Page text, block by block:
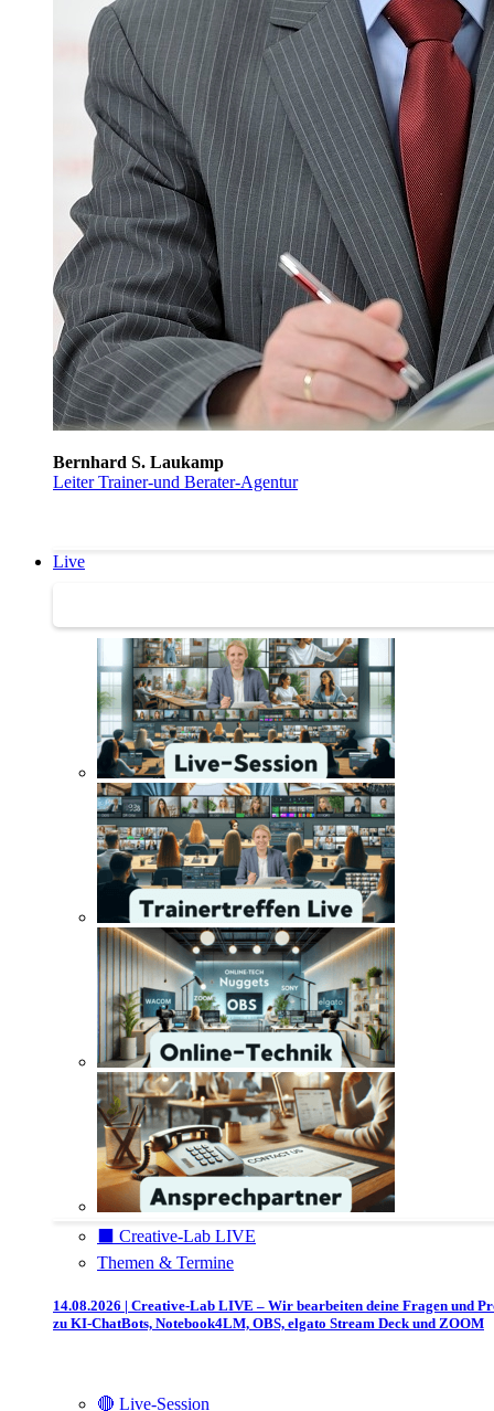
Bernhard S. Laukamp
Leiter Trainer-und Berater-Agentur
Live
⬛️ Creative-Lab LIVE
Themen & Termine
14.08.2026 | Creative-Lab LIVE – Wir bearbeiten deine Fragen und
zu KI-ChatBots, Notebook4LM, OBS, elgato Stream Deck und ZOOM
🔴 Live-Session